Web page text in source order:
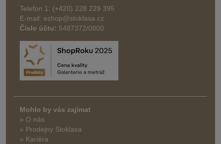
Telefon 1: (+420) 228 229 395
E-mail: eshop@stoklasa.cz
Číslo účtu: 5487372/0800
Mohlo by vás zajímat
» O nás
» Prodejny Stoklasa
» Kariéra